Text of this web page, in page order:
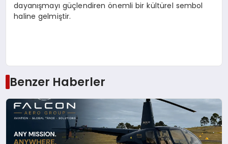
dayanışmayı güçlendiren önemli bir kültürel sembol
haline gelmiştir.
Benzer Haberler